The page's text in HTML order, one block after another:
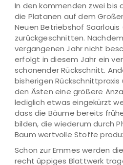
In den kommenden zwei bis
die Platanen auf dem
Neuen Betriebshof Saarlouis
zurückgeschnitten.
vergangenen Jahr nicht
erfolgt in diesem Jahr ein
schonender Rückschnitt.
bisherigen
den Ästen eine größere
lediglich etwas eingekürzt
dass die Bäume bereits
bilden, die wiederum durch
Baum wertvolle Stoffe
Schon zur Emmes werden
recht üppiges Blattwerk